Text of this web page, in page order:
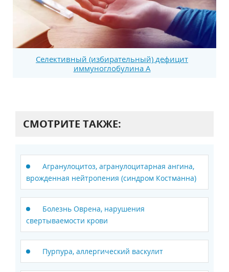
Селективный (избирательный) дефицит
иммуноглобулина А
СМОТРИТЕ ТАКЖЕ:
Агранулоцитоз, агранулоцитарная ангина,
врожденная нейтропения (синдром Костманна)
Болезнь Оврена, нарушения
свертываемости крови
Пурпура, аллергический васкулит